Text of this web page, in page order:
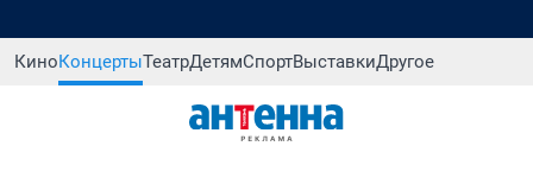
КиноКонцертыТеатрДетямСпортВыставкиДругое